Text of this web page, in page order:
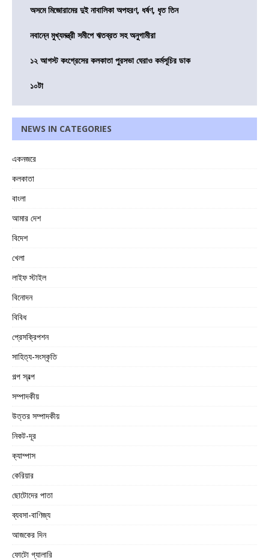
অসমে মিজোরামের দুই নাবালিকা অপহরণ, ধর্ষণ, ধৃত তিন
নবান্নে মুখ্যমন্ত্রী সমীপে ঋতব্রত সহ অনুগামীরা
১২ আগস্ট কংগ্রেসের কলকাতা পুরসভা ঘেরাও কর্মসূচির ডাক
১০টা
NEWS IN CATEGORIES
একনজরে
কলকাতা
বাংলা
আমার দেশ
বিদেশ
খেলা
লাইফ স্টাইল
বিনোদন
বিবিধ
প্রেসক্রিপশন
সাহিত্য-সংস্কৃতি
গল্প স্বল্প
সম্পাদকীয়
উত্তর সম্পাদকীয়
নিকট-দূর
ক্যাম্পাস
কেরিয়ার
ছোটোদের পাতা
ব্যবসা-বাণিজ্য
আজকের দিন
ফোটো গ্যালারি